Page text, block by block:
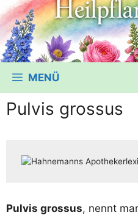
MENÜ
Pulvis grossus
Pul­vis gros­sus, nennt